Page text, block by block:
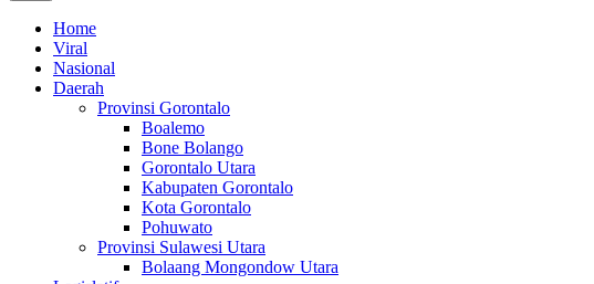
Home
Viral
Nasional
Daerah
Provinsi Gorontalo
Boalemo
Bone Bolango
Gorontalo Utara
Kabupaten Gorontalo
Kota Gorontalo
Pohuwato
Provinsi Sulawesi Utara
Bolaang Mongondow Utara